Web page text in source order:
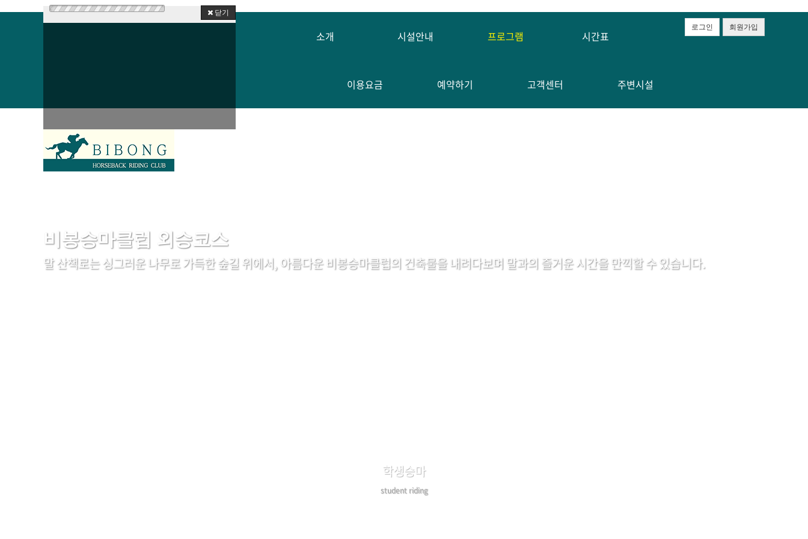
닫기
로그인
회원가입
소개 시설안내 프로그램 시간표
이용요금 예약하기 고객센터 주변시설
비봉승마클럽 외승코스
말 산책로는 싱그러운 나무로 가득한 숲길 위에서, 아름다운 비봉승마클럽의 건축물을 내려다보며 말과의 즐거운 시간을 만끽할 수 있습니다.
학생승마
student riding